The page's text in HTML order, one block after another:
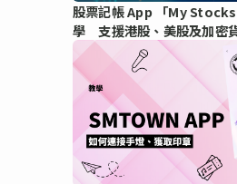
股票記帳 App 「My
學 支援港股、美股及加密